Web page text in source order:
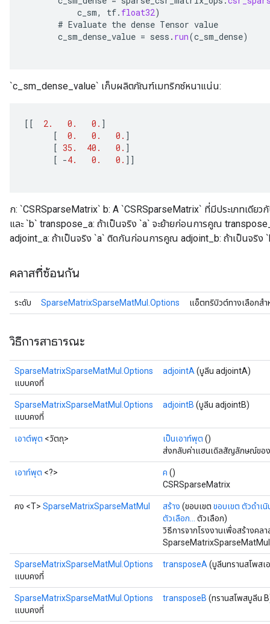
c_sm, tf. float32)
# Evaluate the dense Tensor value
c_sm_dense_value = sess . run(c_sm_dense)
`c_sm_dense_value` เก็บผลิตภัณฑ์เมทริกซ์หนาแน่น:
[[ 2. 0. 0. ]
[
0. 0. 0. ]
[ 35. 40. 0. ]
[ -4. 0. 0. ]]
ก: `CSRSparseMatrix` b: A `CSRSparseMatrix` ที่มีประเภทเดีย
และ `b` transpose_a: ถ้าเป็นจริง `a` จะย้ายก่อนการคูณ
adjoint_a: ถ้าเป็นจริง `a` ติดกันก่อนการคูณ adjoint_b: ถ้าเป็นจริ
คลาสที่ซ้อนกัน
ระดับ SparseMatrixSparseMatMul.Options แอ็ตทริบิวต์ทางเลือกส
วิธีการสาธารณะ
SparseMatrixSparseMatMul.Options
แบบคงที่
adjointA (บูลีน adjointA)
SparseMatrixSparseMatMul.Options
แบบคงที่
adjointB (บูลีน adjointB)
เอาต์พุต <วัตถุ> เป็นเอาท์พุต ()
ส่งกลับค่าแฮนเดิลสัญลักษณ์ของ
เอาท์พุต <?> ค ()
CSRSparseMatrix
คง <T> SparseMatrixSparseMatMul สร้าง (ขอบเขต ขอบเขต ตัวดำเนิ
ตัวเลือก...
ตัวเลือก)
วิธีการจากโรงงานเพื่อสร้างคล
SparseMatrixSparseMatMul
SparseMatrixSparseMatMul.Options
แบบคงที่
transposeA (บูลีนทรานสโพสเ
SparseMatrixSparseMatMul.Options
แบบคงที่
transposeB (ทรานสโพสบูลีน